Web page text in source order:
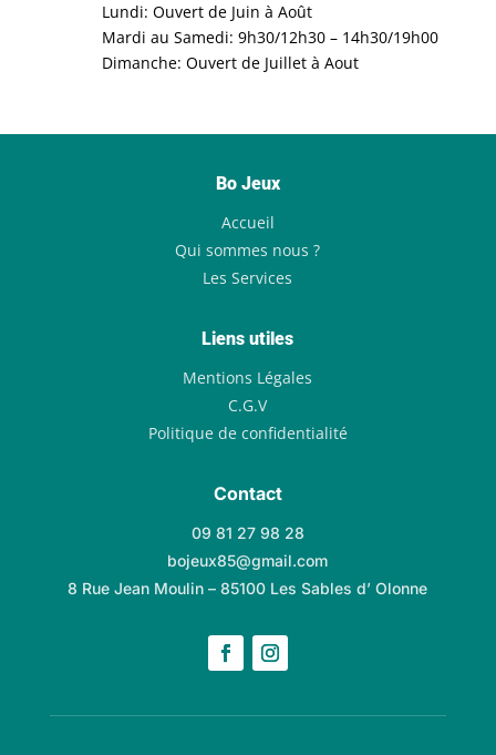
Lundi: Ouvert de Juin à Août
Mardi au Samedi: 9h30/12h30 – 14h30/19h00
Dimanche: Ouvert de Juillet à Aout
Bo Jeux
Accueil
Qui sommes nous ?
Les Services
Liens utiles
Mentions Légales
C.G.V
Politique de confidentialité
Contact
09 81 27 98 28
bojeux85@gmail.com
8 Rue Jean Moulin – 85100 Les Sables d’ Olonne